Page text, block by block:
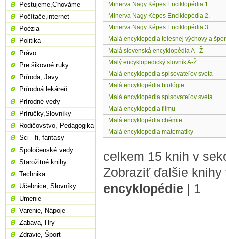
Minerva Nagy Képes Enciklopédia 1.
Minerva Nagy Képes Enciklopédia 2.
Minerva Nagy Képes Enciklopédia 3.
Malá encyklopédia telesnej výchovy a
Malá slovenská encyklopédia A - Ž
Malý encyklopedický slovník A-Ž
Malá encyklopédia spisovateľov sveta
Malá encyklopédia biológie
Malá encyklopédia spisovateľov sveta
Malá encyklopédia filmu
Malá encyklopédia chémie
Malá encyklopédia matematiky
celkem 15 knih v
Zobraziť ďalšie
encyklopédie | 1
Pestujeme,Chováme
Počítače,internet
Poézia
Politika
Právo
Pre šikovné ruky
Príroda, Javy
Prírodná lekáreň
Prírodné vedy
Príručky,Slovníky
Rodičovstvo, Pedagogika
Sci - fi, fantasy
Spoločenské vedy
Starožitné knihy
Technika
Učebnice, Slovníky
Umenie
Varenie, Nápoje
Zabava, Hry
Zdravie, Šport